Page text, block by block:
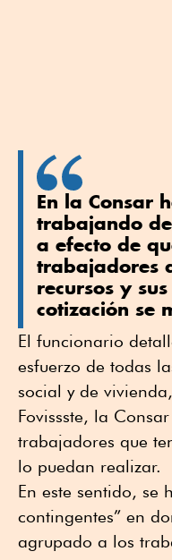
En la Consar
trabajando
a efecto de
trabajadores
recursos y
cotización se
El funcionario
esfuerzo de todas
social y de
Fovissste, la
trabajadores que
lo puedan realizar.
En este sentido, se
contingentes” en
agrupado a los